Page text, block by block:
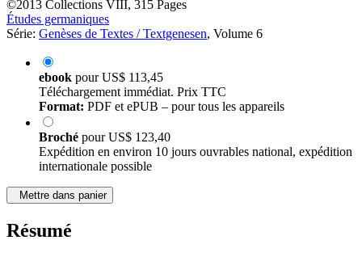
©2013 Collections VIII, 315 Pages
Études germaniques
Série: Genèses de Textes / Textgenesen, Volume 6
ebook pourUS$ 113,45
Téléchargement immédiat. Prix TTC
Format: PDF et ePUB – pour tous les appareils
Broché pourUS$ 123,40
Expédition en environ 10 jours ouvrables national, expédition
internationale possible
Mettre dans panier
Résumé